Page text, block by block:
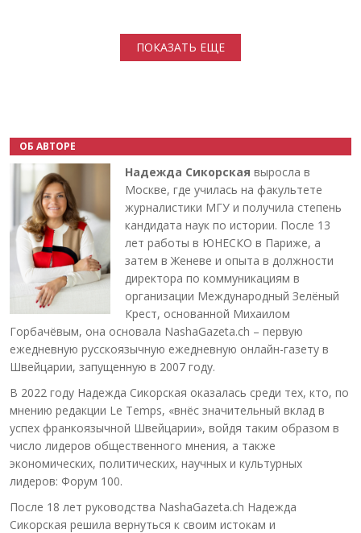
ПОКАЗАТЬ ЕЩЕ
ОБ АВТОРЕ
Надежда Сикорская выросла в
Москве, где училась на факультете
журналистики МГУ и получила степень
кандидата наук по истории. После 13
лет работы в ЮНЕСКО в Париже, а
затем в Женеве и опыта в должности
директора по коммуникациям в
организации Международный Зелёный
Крест, основанной Михаилом
Горбачёвым, она основала NashaGazeta.ch – первую
ежедневную русскоязычную ежедневную онлайн-газету в
Швейцарии, запущенную в 2007 году.
В 2022 году Надежда Сикорская оказалась среди тех, кто, по
мнению редакции Le Temps, «внёс значительный вклад в
успех франкоязычной Швейцарии», войдя таким образом в
число лидеров общественного мнения, а также
экономических, политических, научных и культурных
лидеров: Форум 100.
После 18 лет руководства NashaGazeta.ch Надежда
Сикорская решила вернуться к своим истокам и